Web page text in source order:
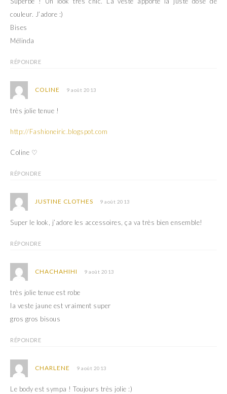
couleur. J’adore :)
Bises
Mélinda
RÉPONDRE
COLINE 9 août 2013
très jolie tenue !
http://Fashioneiric.blogspot.com
Coline ♡
RÉPONDRE
JUSTINE CLOTHES 9 août 2013
Super le look, j’adore les accessoires, ça va très bien ensemble!
RÉPONDRE
CHACHAHIHI 9 août 2013
très jolie tenue est robe
la veste jaune est vraiment super
gros gros bisous
RÉPONDRE
CHARLENE 9 août 2013
Le body est sympa ! Toujours très jolie :)